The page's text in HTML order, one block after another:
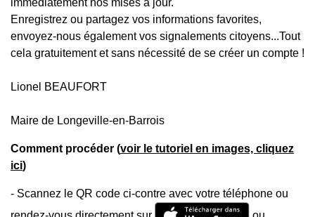
Enregistrez ou partagez vos informations favorites,
envoyez-nous également vos signalements citoyens...Tout
cela gratuitement et sans nécessité de se créer un compte !
Lionel BEAUFORT
Maire de Longeville-en-Barrois
Comment procéder (voir le tutoriel en images, cliquez
ici)
- Scannez le QR code ci-contre avec votre téléphone ou